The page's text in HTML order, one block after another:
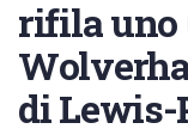
rifila uno
di Lewis-